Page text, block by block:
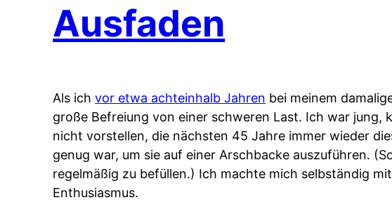
Ausfaden
Als ichvor etwa achteinhalb Jahren bei meinem
große Befreiung von einer schweren Last. Ich war
nicht vorstellen, die nächsten 45 Jahre immer wieder
genug war, um sie auf einer Arschbacke auszuführen.
regelmäßig zu befüllen.) Ich machte mich selbständig
Enthusiasmus.